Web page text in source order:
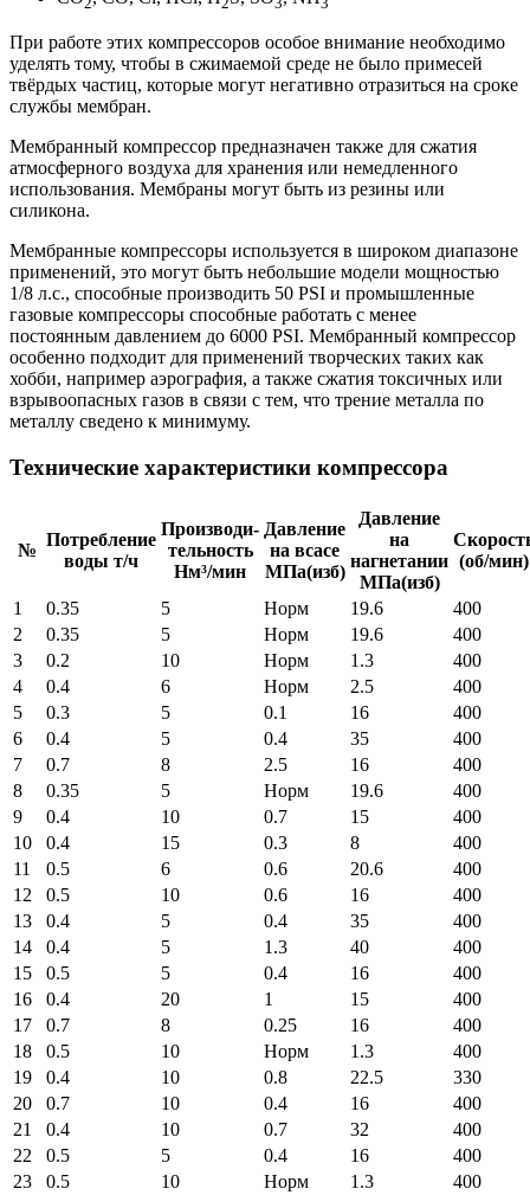
При работе этих компрессоров особое внимание необходимо
уделять тому, чтобы в сжимаемой среде не было примесей
твёрдых частиц, которые могут негативно отразиться на сроке
службы мембран.
Мембранный компрессор предназначен также для сжатия
атмосферного воздуха для хранения или немедленного
использования. Мембраны могут быть из резины или
силикона.
Мембранные компрессоры используется в широком диапазоне
применений, это могут быть небольшие модели мощностью
1/8 л.с., способные производить 50 PSI и промышленные
газовые компрессоры способные работать с менее
постоянным давлением до 6000 PSI. Мембранный компрессор
особенно подходит для применений творческих таких как
хобби, например аэрография, а также сжатия токсичных или
взрывоопасных газов в связи с тем, что трение металла по
металлу сведено к минимуму.
Технические характеристики компрессора
№
Потребление
воды т/ч
Производи­
тельность
Нм³/мин
Давление
на всасе
МПа(изб)
Давление
на
нагнетании
МПа(изб)
(об/мин)
1 0.35 5 Норм 19.6
400
2
0.35 5 Норм 19.6
400
3
0.2 10 Норм 1.3
400
4
0.4 6 Норм 2.5
400
5
0.3 5 0.1 16
400
6
0.4 5 0.4 35
400
7
0.7 8 2.5 16
400
8
0.35 5 Норм 19.6
400
9
0.4 10 0.7 15
400
10
0.4 15 0.3 8
400
11
0.5 6 0.6 20.6
400
12
0.5 10 0.6 16
400
13
0.4 5 0.4 35
400
14
0.4 5 1.3 40
400
15
0.5 5 0.4 16
400
16
0.4 20 1 15
400
17
0.7 8 0.25 16
400
18
0.5 10 Норм 1.3
400
19
0.4 10 0.8 22.5
330
20
0.7 10 0.4 16
400
21
0.4 10 0.7 32
400
22
0.5 5 0.4 16
400
23
0.5 10 Норм 1.3
400